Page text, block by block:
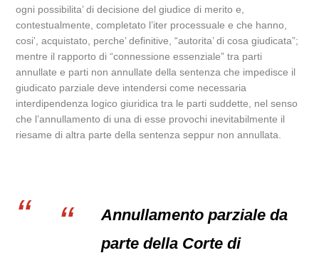
ogni possibilita’ di decisione del giudice di merito e,
contestualmente, completato l’iter processuale e che hanno,
cosi’, acquistato, perche’ definitive, “autorita’ di cosa giudicata”;
mentre il rapporto di “connessione essenziale” tra parti
annullate e parti non annullate della sentenza che impedisce il
giudicato parziale deve intendersi come necessaria
interdipendenza logico giuridica tra le parti suddette, nel senso
che l’annullamento di una di esse provochi inevitabilmente il
riesame di altra parte della sentenza seppur non annullata.
Annullamento parziale da
parte della Corte di